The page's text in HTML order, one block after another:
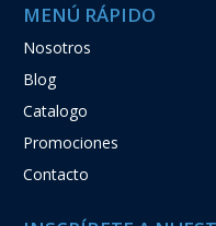
MENÚ RÁPIDO
Nosotros
Blog
Catalogo
Promociones
Contacto